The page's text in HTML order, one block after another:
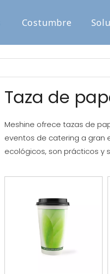
Costumbre
Taza de
Meshine ofrece tazas de
eventos de catering a gran
ecológicos, son prácticos y